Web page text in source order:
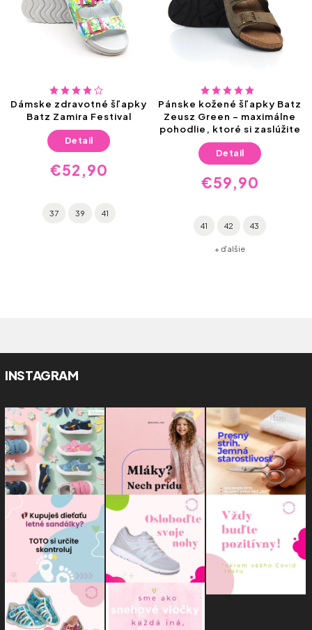
Dámske zdravotné šľapky
Batz Zamira Festival
€52,90
Detail
37 39 41
Pánske kožené šľapky Batz
Zeusz Green – maximálne
pohodlie, ktoré si zaslúžite
€59,90
Detail
41 42 43
+ ďalšie
INSTAGRAM